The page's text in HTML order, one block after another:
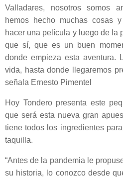
Valladares, nosotros somos
hemos hecho muchas cosas
hacer una película y luego de la
que sí, que es un buen
donde empieza esta aventura.
vida, hasta donde llegaremos
señala Ernesto Pimentel
Hoy Tondero presenta este
que será esta nueva gran
tiene todos los ingredientes
taquilla.
“Antes de la pandemia le
su historia, lo conozco desde